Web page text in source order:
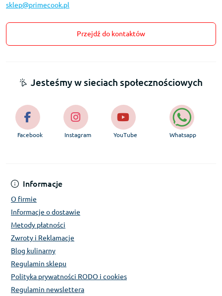
sklep@primecook.pl
Przejdź do kontaktów
Informacje
O firmie
Informacje o dostawie
Metody płatności
Zwroty i Reklamacje
Blog kulinarny
Regulamin sklepu
Polityka prywatności RODO i cookies
Regulamin newslettera
Jesteśmy w sieciach społecznościowych
Facebook Instagram YouTube Whatsapp